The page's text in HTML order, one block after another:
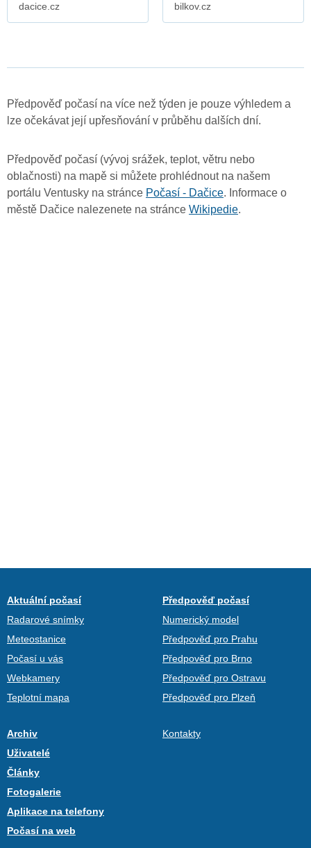
dacice.cz
bilkov.cz
Předpověď počasí na více než týden je pouze výhledem a
lze očekávat její upřesňování v průběhu dalších dní.
Předpověď počasí (vývoj srážek, teplot, větru nebo
oblačnosti) na mapě si můžete prohlédnout na našem
portálu Ventusky na stránce Počasí - Dačice. Informace o
městě Dačice nalezenete na stránce Wikipedie.
Aktuální počasí
Radarové snímky
Meteostanice
Počasí u vás
Webkamery
Teplotní mapa
Předpověď počasí
Numerický model
Předpověď pro Prahu
Předpověď pro Brno
Předpověď pro Ostravu
Předpověď pro Plzeň
Archiv
Uživatelé
Články
Fotogalerie
Aplikace na telefony
Počasí na web
Kontakty